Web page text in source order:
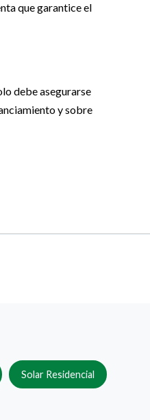
que garantice el
debe asegurarse
y sobre
Solar Residencial